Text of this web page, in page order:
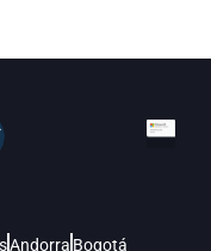
Andorra Bogotá